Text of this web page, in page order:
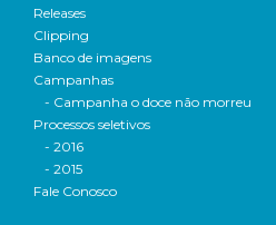
Releases
Clipping
Banco de imagens
Campanhas
- Campanha o doce não morreu
Processos seletivos
- 2016
- 2015
Fale Conosco